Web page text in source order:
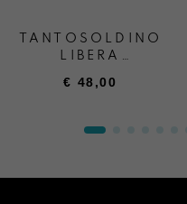
TANTOSOLDINO
LIBERA
€ 48,00